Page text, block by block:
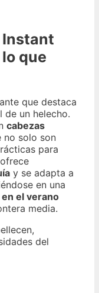
Instant
que
que destaca
de un helecho.
cabezas
no solo son
para
y se adapta a
en una
el verano
media.
del